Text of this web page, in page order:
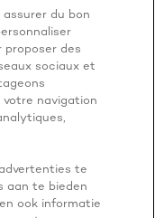
IT
du bon
des
sociaux et
navigation
te
aan te bieden
ook informatie